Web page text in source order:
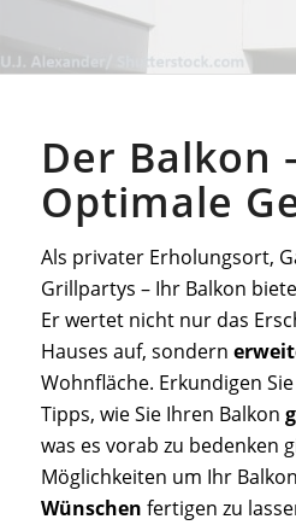
Der Balkon
Optimale
Als privater Erholungsort,
Grillpartys – Ihr Balkon
Er wertet nicht nur das
Hauses auf, sondern
Wohnfläche. Erkundigen
Tipps, wie Sie Ihren Balkon
was es vorab zu bedenken
Möglichkeiten um Ihr
Wünschen fertigen zu